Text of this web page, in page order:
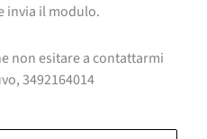
invia il modulo.
non esitare a contattarmi
3492164014